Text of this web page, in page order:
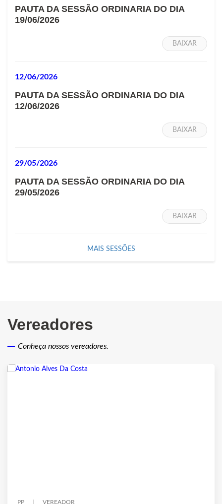
PAUTA DA SESSÃO ORDINARIA DO DIA
19/06/2026
BAIXAR
12/06/2026
PAUTA DA SESSÃO ORDINARIA DO DIA
12/06/2026
BAIXAR
29/05/2026
PAUTA DA SESSÃO ORDINARIA DO DIA
29/05/2026
BAIXAR
MAIS SESSÕES
Vereadores
Conheça nossos vereadores.
PP VEREADOR